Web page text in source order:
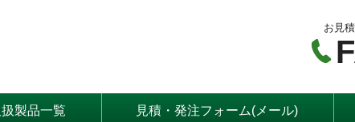
お見
製品一覧 見積・発注フォーム(メール)